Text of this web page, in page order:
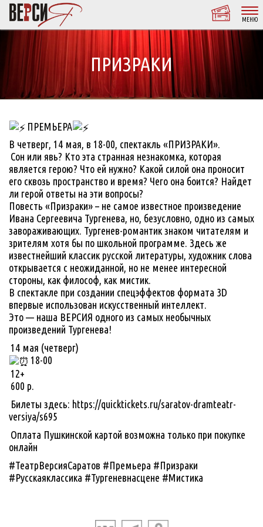
МЕНЮ
ПРИЗРАКИ
ПРЕМЬЕРА
В четверг, 14 мая, в 18-00, спектакль «ПРИЗРАКИ».
Сон или явь? Кто эта странная незнакомка, которая
является герою? Что ей нужно? Какой силой она проносит
его сквозь пространство и время? Чего она боится? Найдет
ли герой ответы на эти вопросы?
Повесть «Призраки» – не самое известное произведение
Ивана Сергеевича Тургенева, но, безусловно, одно из самых
завораживающих. Тургенев-романтик знаком читателям и
зрителям хотя бы по школьной программе. Здесь же
известнейший классик русской литературы, художник слова
открывается с неожиданной, но не менее интересной
стороны, как философ, как мистик.
В спектакле при создании спецэффектов формата 3D
впервые использован искусственный интеллект.
Это — наша ВЕРСИЯ одного из самых необычных
произведений Тургенева!
14 мая (четверг)
18-00
12+
600 р.
Билеты здесь: https://quicktickets.ru/saratov-dramteatr-
versiya/s695
Оплата Пушкинской картой возможна только при покупке
онлайн
#ТеатрВерсияСаратов #Премьера #Призраки
#Русскаяклассика #Тургеневнасцене #Мистика